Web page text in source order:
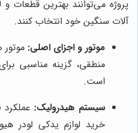
پروژه می‌توانند بهترین قطعات و
آلات سنگین خود انتخاب کنند.
موتور و اجزای اصلی:
منطقی، گزینه مناسبی
است.
سیستم هیدرولیک:
خرید لوازم یدکی لودر